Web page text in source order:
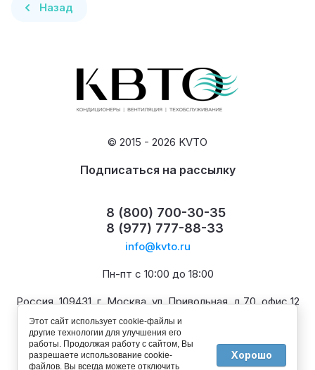
Назад
© 2015 - 2026 KVTO
Подписаться на рассылку
8 (800) 700-30-35
8 (977) 777-88-33
info@kvto.ru
Пн-пт с 10:00 до 18:00
Россия, 109431, г. Москва, ул. Привольная, д.70, офис 12
Этот сайт использует cookie-файлы и
другие технологии для улучшения его
работы. Продолжая работу с сайтом, Вы
разрешаете использование cookie-
файлов. Вы всегда можете отключить
Хорошо